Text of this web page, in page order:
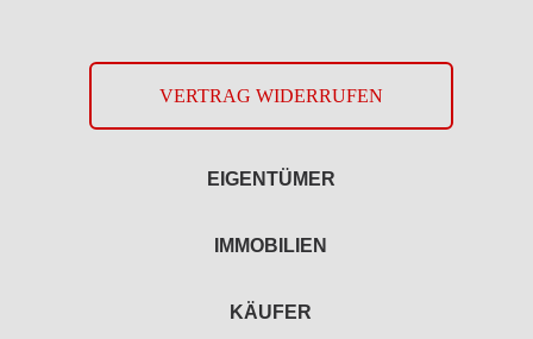
VERTRAG WIDERRUFEN
EIGENTÜMER
IMMOBILIEN
KÄUFER